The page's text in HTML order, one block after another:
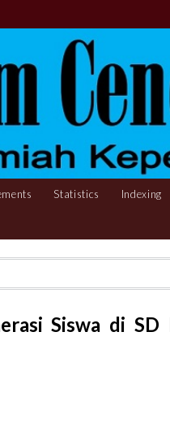
Statistics Indexing
Siswa di SD